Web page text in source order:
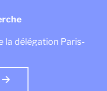
la délégation Paris-